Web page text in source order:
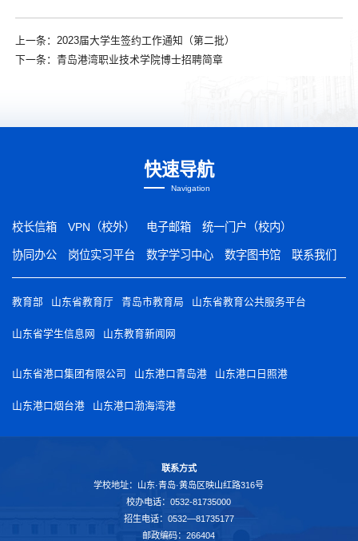
上一条： 2023届大学生签约工作通知（第二批）
下一条： 青岛港湾职业技术学院博士招聘简章
快速导航
Navigation
校长信箱 VPN（校外） 电子邮箱 统一门户（校内）
协同办公 岗位实习平台 数字学习中心 数字图书馆 联系我们
教育部 山东省教育厅 青岛市教育局 山东省教育公共服务平台
山东省学生信息网 山东教育新闻网
山东省港口集团有限公司 山东港口青岛港 山东港口日照港
山东港口烟台港 山东港口渤海湾港
联系方式
学校地址：山东·青岛·黄岛区映山红路316号
校办电话：0532-81735000
招生电话：0532—81735177
邮政编码：266404